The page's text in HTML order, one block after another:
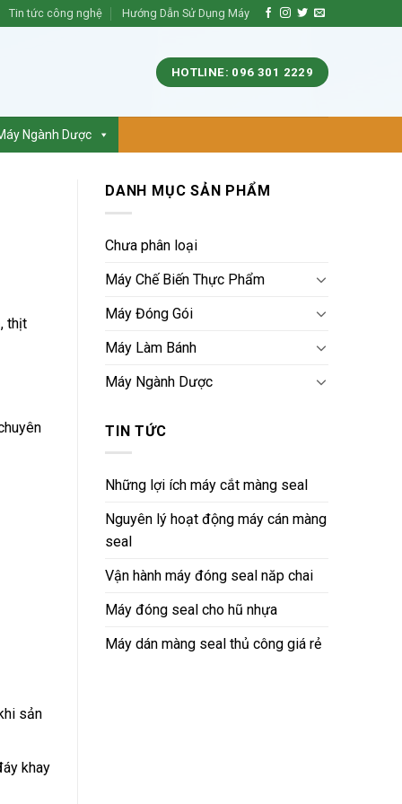
Tin tức công nghệ Hướng Dẫn Sử Dụng Máy
HOTLINE: 096 301 2229
Ngành Dược
thịt
sản
khay
DANH MỤC SẢN PHẨM
Chưa phân loại
Máy Chế Biến Thực Phẩm
Máy Đóng Gói
Máy Làm Bánh
Máy Ngành Dược
TIN TỨC
Những lợi ích máy cắt màng seal
Nguyên lý hoạt động máy cán màng
seal
Vận hành máy đóng seal năp chai
Máy đóng seal cho hũ nhựa
Máy dán màng seal thủ công giá rẻ